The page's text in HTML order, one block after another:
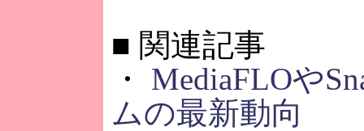
■ 関連記事
・ MediaFLOや
ムの最新動向